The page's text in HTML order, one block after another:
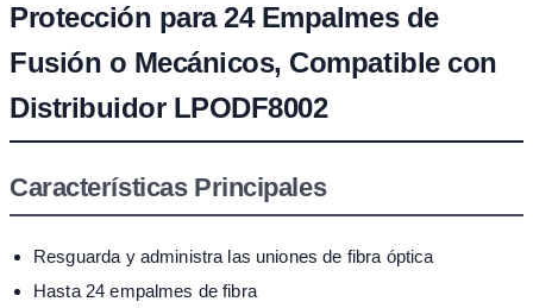
Protección para 24 Empalmes de
Fusión o Mecánicos, Compatible con
Distribuidor LPODF8002
Características Principales
Resguarda y administra las uniones de fibra óptica
Hasta 24 empalmes de fibra